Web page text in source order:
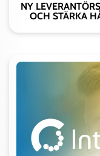
NY
OCH STÄRKA